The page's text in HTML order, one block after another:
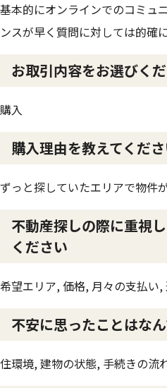
基本的にオンラインでのコミュ
ンスが早く質問に対しては的確
お取引内容をお選びく
購入
購入理由を教えてくだ
ずっと探していたエリアで物件
不動産探しの際に重視
ください
希望エリア, 価格, 月々の支払い,
不安に思ったことはな
住環境, 建物の状態, 手続きの流